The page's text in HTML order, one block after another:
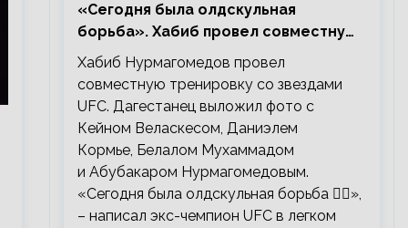
«Сегодня была олдскульная
борьба». Хабиб провел совместную
тренировку со звездами UFC
Хабиб Нурмагомедов провел
совместную тренировку со звездами
UFC. Дагестанец выложил фото с
Кейном Веласкесом, Даниэлем
Кормье, Белалом Мухаммадом
и Абубакаром Нурмагомедовым.
«Сегодня была олдскульная борьба 🤼‍♂️»,
– написал экс-чемпион UFC в легком